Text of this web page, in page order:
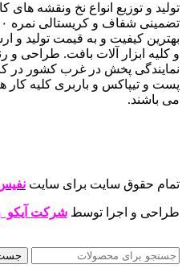
تولید و توزیع انواع نخ ونقشه های
بهترین کیفیت و به قیمت تولید
و کلیه ابزار آلات بافت. طراحی و
نمایندگی پخش در غرب کشور در
پست و تیپاکس و باربری کلیه کار
می باشند.
تمام حقوق سایت برای سایت
طراحی و اجرا توسط شرکت